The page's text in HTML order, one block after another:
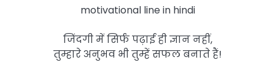
motivational line in hindi
जिंदगी में सिर्फ पढ़ाई ही ज्ञान नहीं,
तुम्हारे अनुभव भी तुम्हें सफल बनाते हैं!